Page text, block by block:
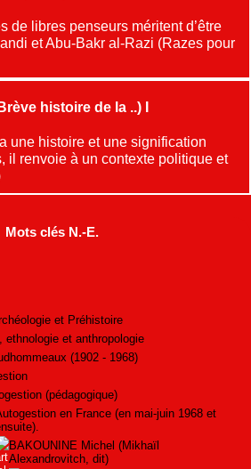
de libres penseurs méritent d’être
et Abu-Bakr al-Razi (Razes pour
histoire de la ..) I
une histoire et une signification
il renvoie à un contexte politique et
Mots clés N.-E.
et Préhistoire
ethnologie et anthropologie
(1902 - 1968)
(pédagogique)
en France (en mai-juin 1968 et
BAKOUNINE Michel (Mikhaïl
Alexandrovitch, dit)